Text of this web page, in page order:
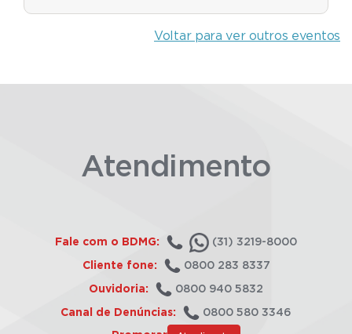
Voltar para ver outros eventos
Atendimento
Fale com o BDMG: (31) 3219-8000
Cliente fone: 0800 283 8337
Ouvidoria: 0800 940 5832
Canal de Denúncias: 0800 580 3346